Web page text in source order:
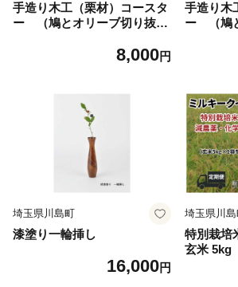
手造り木工（栗材）コースタ
ー （鳩とオリーブ切り抜
8,000円
手造り木
ー （鳩
埼玉県川島町
漆塗り一輪挿し
16,000円
埼玉県川
特別栽培
玄米 5kg （
精米 減